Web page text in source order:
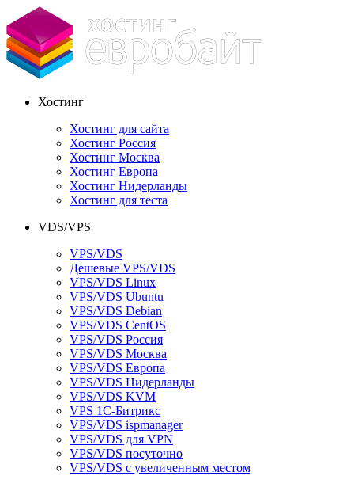
Хостинг
Хостинг для сайта
Хостинг Россия
Хостинг Москва
Хостинг Европа
Хостинг Нидерланды
Хостинг для теста
VDS/VPS
VPS/VDS
Дешевые VPS/VDS
VPS/VDS Linux
VPS/VDS Ubuntu
VPS/VDS Debian
VPS/VDS CentOS
VPS/VDS Россия
VPS/VDS Москва
VPS/VDS Европа
VPS/VDS Нидерланды
VPS/VDS KVM
VPS 1С-Битрикс
VPS/VDS ispmanager
VPS/VDS для VPN
VPS/VDS посуточно
VPS/VDS с увеличенным местом